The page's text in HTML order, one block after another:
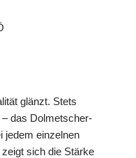
glänzt. Stets
das Dolmetscher-
jedem einzelnen
sich die Stärke